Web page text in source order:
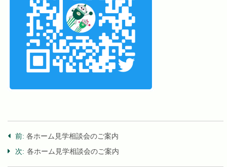
前: 各ホーム見学相談会のご案内
次: 各ホーム見学相談会のご案内